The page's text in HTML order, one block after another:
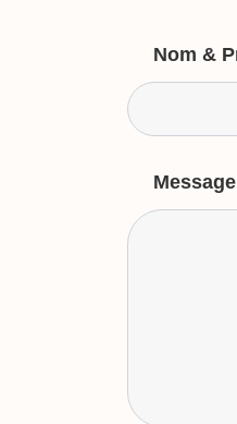
Nom &
Message